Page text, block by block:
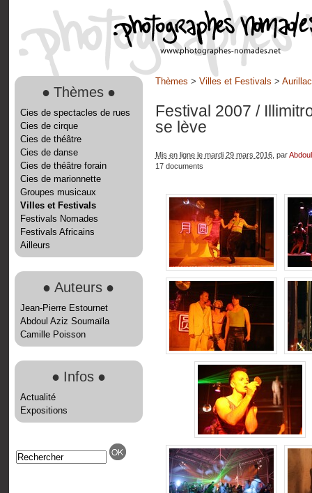
● Thèmes ●
Cies de spectacles de rues
Cies de cirque
Cies de théâtre
Cies de danse
Cies de théâtre forain
Cies de marionnette
Groupes musicaux
Villes et Festivals
Festivals Nomades
Festivals Africains
Ailleurs
● Auteurs ●
Jean-Pierre Estournet
Abdoul Aziz Soumaïla
Camille Poisson
● Infos ●
Actualité
Expositions
Thèmes > Villes et Festivals >
Festival 2007 /
se lève
Mis en ligne le mardi 29 mars 2016, par
17 documents